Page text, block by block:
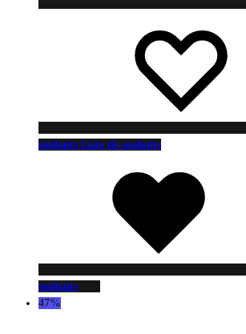
souhaits Liste de souhaits
souhaits
47%